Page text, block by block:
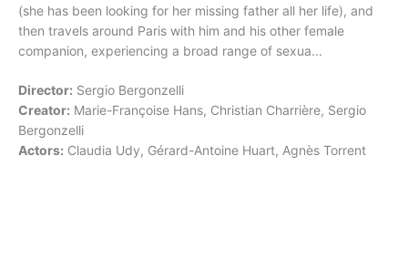
(she has been looking for her missing father all her life), and
then travels around Paris with him and his other female
companion, experiencing a broad range of sexua...
Director: Sergio Bergonzelli
Creator: Marie-Françoise Hans, Christian Charrière, Sergio
Bergonzelli
Actors: Claudia Udy, Gérard-Antoine Huart, Agnès Torrent